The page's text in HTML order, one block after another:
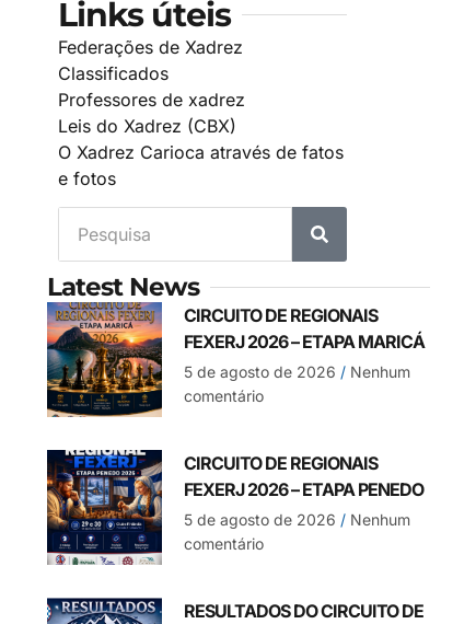
Links úteis
Federações de Xadrez
Classificados
Professores de xadrez
Leis do Xadrez (CBX)
O Xadrez Carioca através de fatos
e fotos
Latest News
CIRCUITO DE REGIONAIS
FEXERJ 2026 – ETAPA MARICÁ
5 de agosto de 2026 Nenhum
comentário
CIRCUITO DE REGIONAIS
FEXERJ 2026 – ETAPA PENEDO
5 de agosto de 2026 Nenhum
comentário
RESULTADOS DO CIRCUITO DE